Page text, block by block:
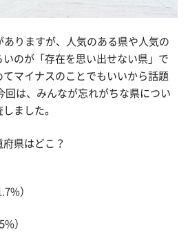
ありますが、人気のある県や人気の
のが「存在を思い出せない県」で
マイナスのことでもいいから話題
回は、みんなが忘れがちな県につい
ました。
県はどこ？
）
）